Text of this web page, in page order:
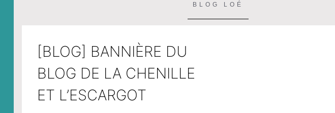
BLOG LOÉ
[BLOG] BANNIÈRE DU
BLOG DE LA CHENILLE
ET L’ESCARGOT